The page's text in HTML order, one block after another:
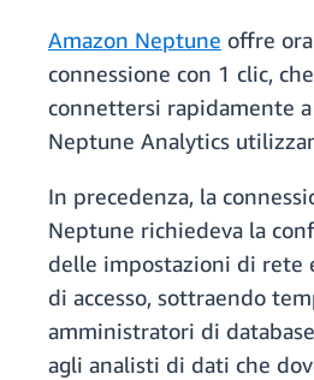
Amazon Neptune offre
connessione con 1 clic,
connettersi rapidamente
Neptune Analytics
In precedenza, la
Neptune richiedeva la
delle impostazioni di rete
di accesso, sottraendo
amministratori di
agli analisti di dati che